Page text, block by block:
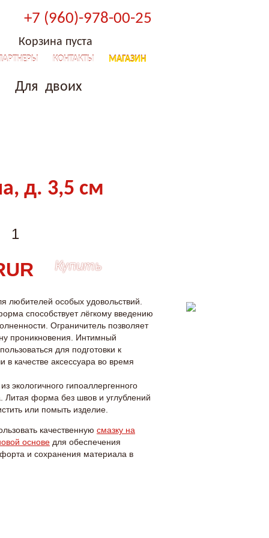
+7 (960)-978-00-25
КОНТАКТЫ МАГАЗИН
Для двоих
Корзина пуста
д. 3,5 см
Купить
любителей особых удовольствий.
способствует лёгкому введению
Ограничитель позволяет
проникновения. Интимный
для подготовки к
в качестве аксессуара во время
экологичного гипоаллергенного
Литая форма без швов и углублений
или помыть изделие.
качественную смазку на
основе для обеспечения
и сохранения материала в